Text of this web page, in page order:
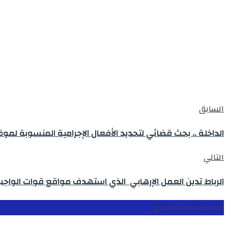
السابق
الداخلة .. بحث قضائي لتحديد الأفعال الإجرامية
التالي
الرباط تدين العمل الإرهابي الذي استهدف مواقع قوات
قم بكتابة اول تعليق